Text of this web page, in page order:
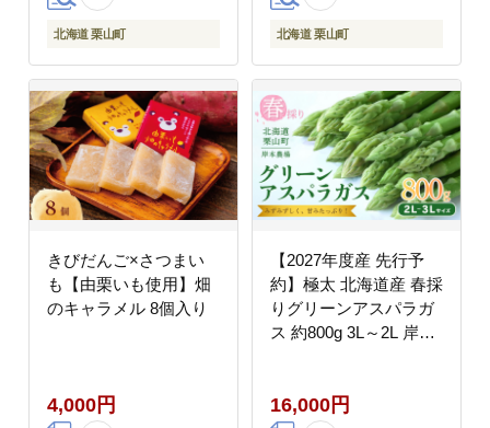
北海道 栗山町 北海道 栗山町
きびだんご×さつまい
も【由栗いも使用】畑
のキャラメル 8個入り
4,000円
【2027年度産 先行予
約】極太 北海道産 春採
りグリーンアスパラガ
ス 約800g 3L～2L 岸本
16,000円